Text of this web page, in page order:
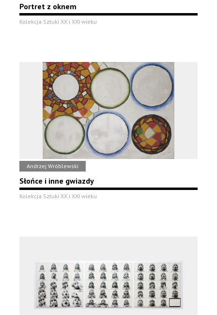
Portret z oknem
Kolekcja Sztuki XX i XXI wieku
Andrzej Wróblewski
Słońce i inne gwiazdy
Kolekcja Sztuki XX i XXI wieku